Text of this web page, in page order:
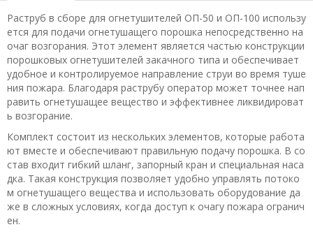
Раструб в сборе для огнетушителей ОП-50 и ОП-100 использу
ется для подачи огнетушащего порошка непосредственно на
очаг возгорания. Этот элемент является частью конструкции
порошковых огнетушителей закачного типа и обеспечивает
удобное и контролируемое направление струи во время туше
ния пожара. Благодаря раструбу оператор может точнее нап
равить огнетушащее вещество и эффективнее ликвидироват
ь возгорание.
Комплект состоит из нескольких элементов, которые работа
ют вместе и обеспечивают правильную подачу порошка. В со
став входит гибкий шланг, запорный кран и специальная наса
дка. Такая конструкция позволяет удобно управлять потоко
м огнетушащего вещества и использовать оборудование да
же в сложных условиях, когда доступ к очагу пожара огранич
ен.